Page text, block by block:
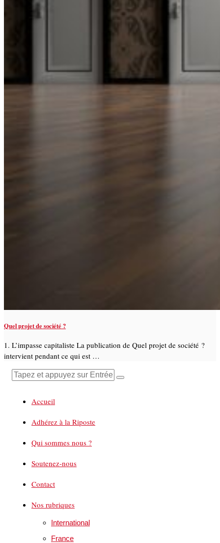
Quel projet de société ?
1. L’impasse capitaliste La publication de Quel projet de société ?
intervient pendant ce qui est …
Accueil
Adhérez à la Riposte
Qui sommes nous ?
Soutenez-nous
Contact
Nos rubriques
International
France